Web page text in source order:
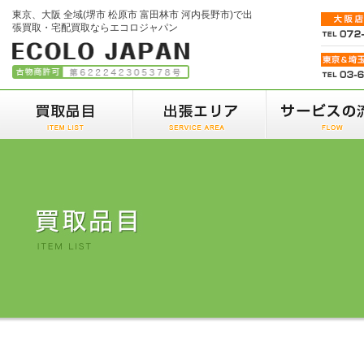
東京、大阪 全域(堺市 松原市 富田林市 河内長野市)で出
張買取・宅配買取ならエコロジャパン